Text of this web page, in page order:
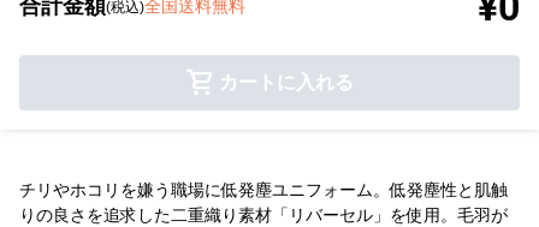
合計金額(税込)全国送料無料
カートに入れる
チリやホコリを嫌う職場に低発塵ユニフォーム。低発塵性と肌触
りの良さを追求した二重織り素材「リバーセル」を使用。毛羽が